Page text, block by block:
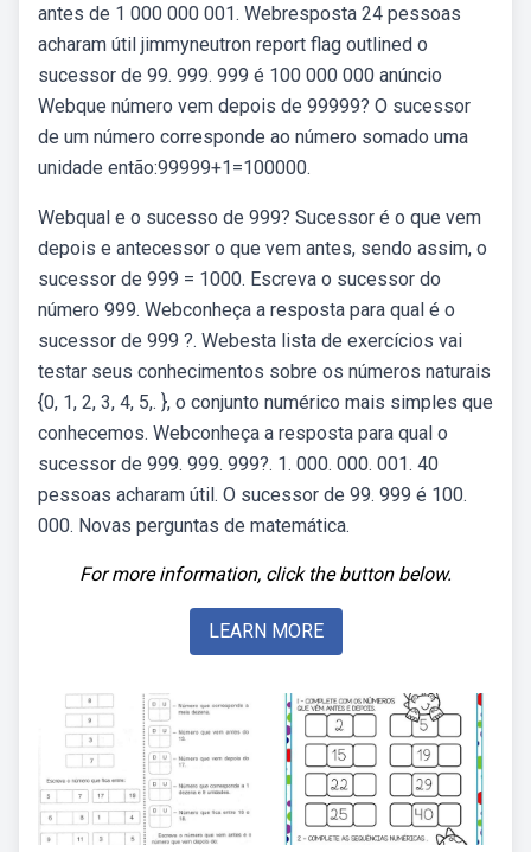
antes de 1 000 000 001. Webresposta 24 pessoas
acharam útil jimmyneutron report flag outlined o
sucessor de 99. 999. 999 é 100 000 000 anúncio
Webque número vem depois de 99999? O sucessor
de um número corresponde ao número somado uma
unidade então:99999+1=100000.
Webqual e o sucesso de 999? Sucessor é o que vem
depois e antecessor o que vem antes, sendo assim, o
sucessor de 999 = 1000. Escreva o sucessor do
número 999. Webconheça a resposta para qual é o
sucessor de 999 ?. Webesta lista de exercícios vai
testar seus conhecimentos sobre os números naturais
{0, 1, 2, 3, 4, 5,. }, o conjunto numérico mais simples que
conhecemos. Webconheça a resposta para qual o
sucessor de 999. 999. 999?. 1. 000. 000. 001. 40
pessoas acharam útil. O sucessor de 99. 999 é 100.
000. Novas perguntas de matemática.
For more information, click the button below.
LEARN MORE